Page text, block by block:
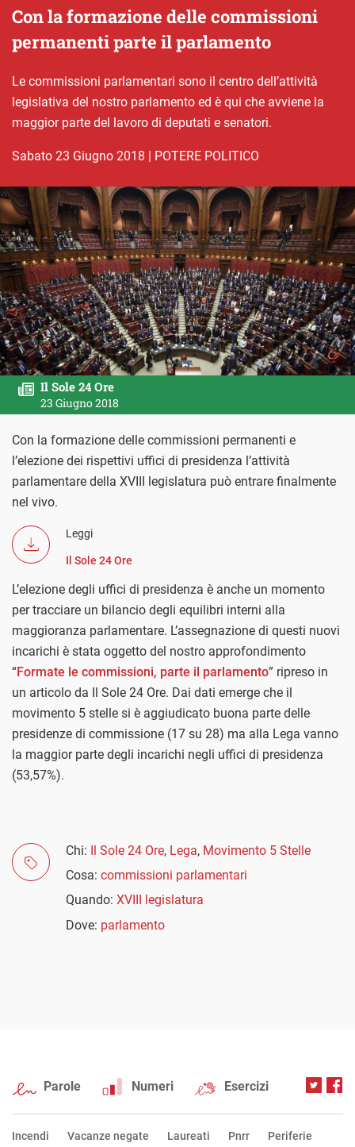
Con la formazione delle commissioni
permanenti parte il parlamento
Le commissioni parlamentari sono il centro dell’attività
legislativa del nostro parlamento ed è qui che avviene la
maggior parte del lavoro di deputati e senatori.
sabato 23 Giugno 2018 | POTERE POLITICO
Il Sole 24 Ore
23 Giugno 2018
Con la formazione delle commissioni permanenti e
l’elezione dei rispettivi uffici di presidenza l’attività
parlamentare della XVIII legislatura può entrare finalmente
nel vivo.
Leggi
Il Sole 24 Ore
L’elezione degli uffici di presidenza è anche un momento
per tracciare un bilancio degli equilibri interni alla
maggioranza parlamentare. L’assegnazione di questi nuovi
incarichi è stata oggetto del nostro approfondimento
“Formate le commissioni, parte il parlamento” ripreso in
un articolo da Il Sole 24 Ore. Dai dati emerge che il
movimento 5 stelle si è aggiudicato buona parte delle
presidenze di commissione (17 su 28) ma alla Lega vanno
la maggior parte degli incarichi negli uffici di presidenza
(53,57%).
Chi: Il Sole 24 Ore, Lega, Movimento 5 Stelle
Cosa: commissioni parlamentari
Quando: XVIII legislatura
Dove: parlamento
Parole Numeri Esercizi
Incendi Vacanze negate Laureati Pnrr Periferie